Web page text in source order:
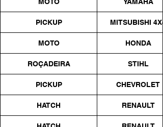
PICKUP MITSUBISHI 4X4
MOTO HONDA
ROÇADEIRA STIHL
PICKUP CHEVROLET
HATCH RENAULT